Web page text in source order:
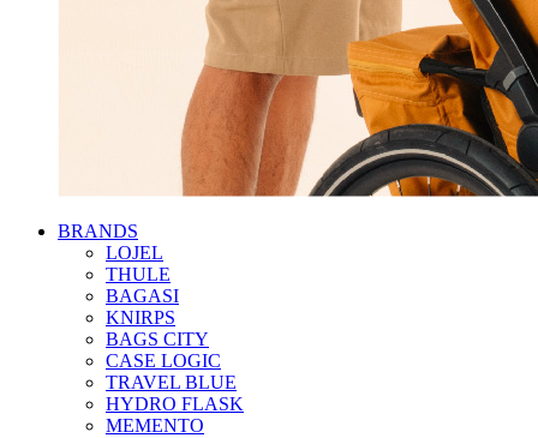
BRANDS
LOJEL
THULE
BAGASI
KNIRPS
BAGS CITY
CASE LOGIC
TRAVEL BLUE
HYDRO FLASK
MEMENTO